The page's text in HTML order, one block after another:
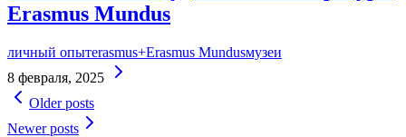
Erasmus Mundus
личный опытerasmus+Erasmus Mundusмузеи
8 февраля, 2025
Навигация
по
Older posts
Newer posts